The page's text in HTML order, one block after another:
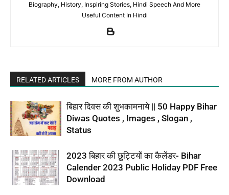
Biography, History, Inspiring Stories, Hindi Speech And More
Useful Content In Hindi
RELATED ARTICLES MORE FROM AUTHOR
बिहार दिवस की शुभकामनाये || 50 Happy Bihar
Diwas Quotes , Images , Slogan ,
Status
2023 बिहार की छुट्टियों का कैलेंडर- Bihar
Calender 2023 Public Holiday PDF Free
Download